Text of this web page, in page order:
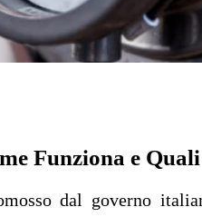
Funziona e
dal governo